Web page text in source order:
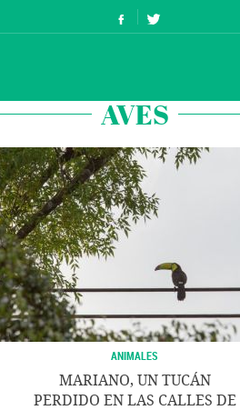
AVES
ANIMALES
MARIANO, UN TUCÁN
PERDIDO EN LAS CALLES DE